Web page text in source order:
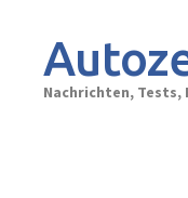
content
Nachrichten,